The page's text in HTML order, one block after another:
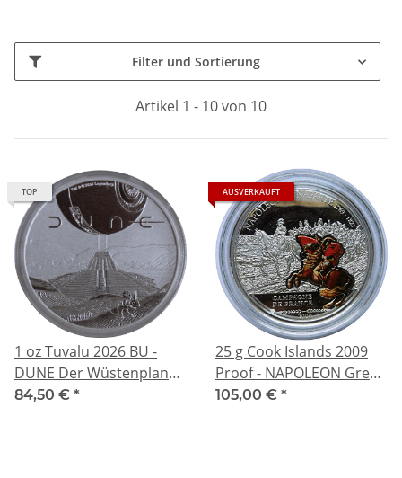
Filter und Sortierung
Artikel 1 - 10 von 10
TOP
1 oz Tuvalu 2026 BU -
DUNE Der Wüstenplanet
/ Desert Planet - Silber 1
84,50 € *
AUSVERKAUFT
25 g Cook Islands 2009
Proof - NAPOLEON Great
Battles Commanders -
105,00 € *